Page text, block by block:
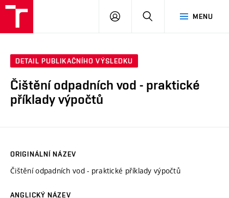
MENU
PŘIHLÁSIT
DETAIL PUBLIKAČNÍHO VÝSLEDKU
Čištění odpadních vod - praktické
příklady výpočtů
ORIGINÁLNÍ NÁZEV
Čištění odpadních vod - praktické příklady výpočtů
ANGLICKÝ NÁZEV